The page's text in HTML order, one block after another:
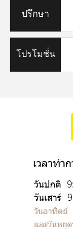
ปรึกษา
ออนไลน์
โปรโมชั่น